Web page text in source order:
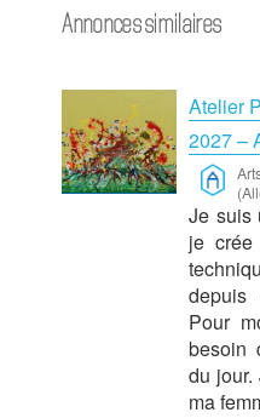
Annonces similaires
Atelier
2027 –
Je suis
je
depuis
Pour
besoin
du jour.
ma